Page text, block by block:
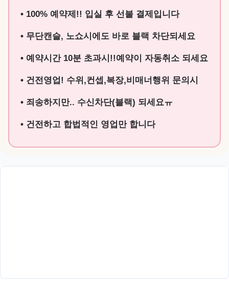
• 100% 예약제!! 입실 후 선불 결제입니다
• 무단캔슬, 노쇼시에도 바로 블랙 차단되세요
• 예약시간 10분 초과시!!예약이 자동취소 되세요
• 건전영업! 수위,컨셉,복장,비매너행위 문의시
• 죄송하지만.. 수신차단(블랙) 되세요ㅠ
• 건전하고 합법적인 영업만 합니다